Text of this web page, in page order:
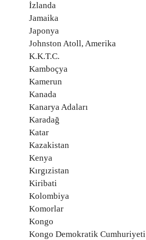
İzlanda
Jamaika
Japonya
Johnston Atoll, Amerika
K.K.T.C.
Kamboçya
Kamerun
Kanada
Kanarya Adaları
Karadağ
Katar
Kazakistan
Kenya
Kırgızistan
Kiribati
Kolombiya
Komorlar
Kongo
Kongo Demokratik Cumhuriyeti